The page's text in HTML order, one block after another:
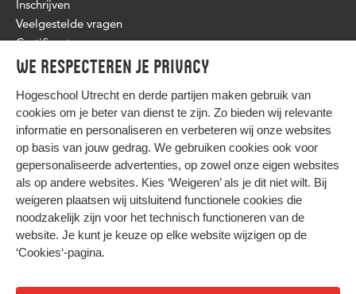
We respecteren je privacy
Hogeschool Utrecht en derde partijen maken gebruik van
cookies om je beter van dienst te zijn. Zo bieden wij relevante
informatie en personaliseren en verbeteren wij onze websites
op basis van jouw gedrag. We gebruiken cookies ook voor
gepersonaliseerde advertenties, op zowel onze eigen websites
als op andere websites. Kies ‘Weigeren’ als je dit niet wilt. Bij
weigeren plaatsen wij uitsluitend functionele cookies die
noodzakelijk zijn voor het technisch functioneren van de
website. Je kunt je keuze op elke website wijzigen op de
‘Cookies‘-pagina.
Inschrijven
Veelgestelde vragen
Certificaat
HIER KOMT ALLES SAMEN
Privacy
Cookies